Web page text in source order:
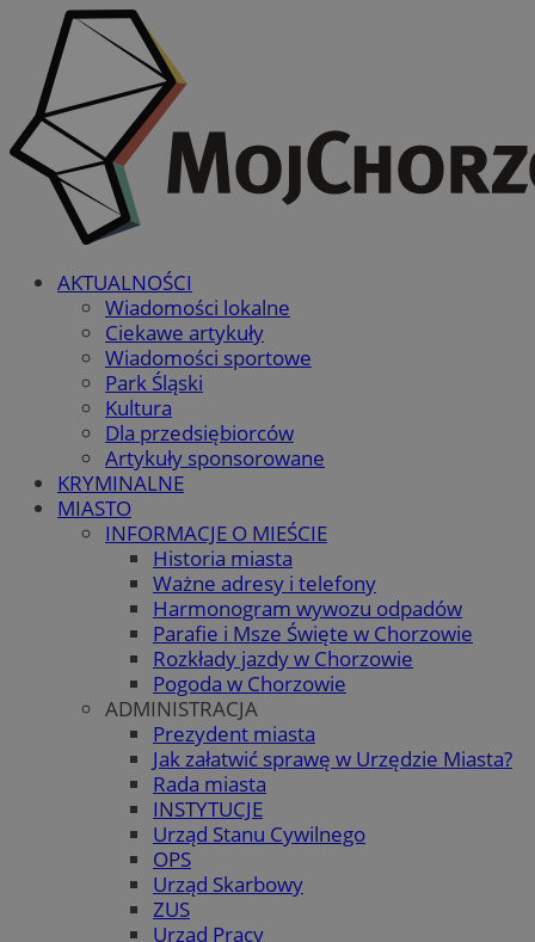
AKTUALNOŚCI
Wiadomości lokalne
Ciekawe artykuły
Wiadomości sportowe
Park Śląski
Kultura
Dla przedsiębiorców
Artykuły sponsorowane
KRYMINALNE
MIASTO
INFORMACJE O MIEŚCIE
Historia miasta
Ważne adresy i telefony
Harmonogram wywozu odpadów
Parafie i Msze Święte w Chorzowie
Rozkłady jazdy w Chorzowie
Pogoda w Chorzowie
ADMINISTRACJA
Prezydent miasta
Jak załatwić sprawę w Urzędzie Miasta?
Rada miasta
INSTYTUCJE
Urząd Stanu Cywilnego
OPS
Urząd Skarbowy
ZUS
Urząd Pracy